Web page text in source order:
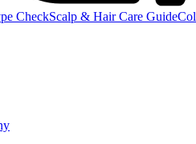
CheckScalp & Hair Care Guide